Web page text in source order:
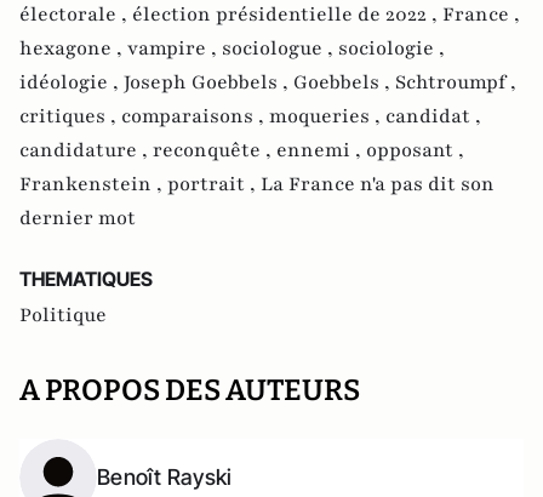
électorale , élection présidentielle de 2022 , France ,
hexagone , vampire , sociologue , sociologie ,
idéologie , Joseph Goebbels , Goebbels , Schtroumpf ,
critiques , comparaisons , moqueries , candidat ,
candidature , reconquête , ennemi , opposant ,
Frankenstein , portrait , La France n'a pas dit son
dernier mot
THEMATIQUES
Politique
A PROPOS DES AUTEURS
Benoît Rayski